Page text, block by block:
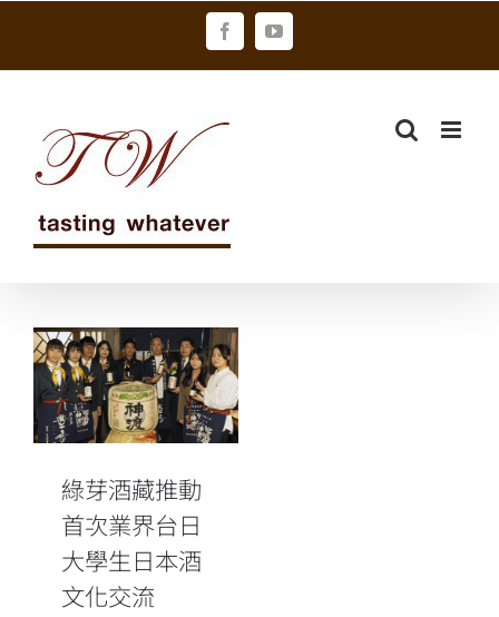
FacebookYouTube
綠芽酒藏推動
首次業界台日
大學生日本酒
綠芽酒藏推動
首次業界台日
大學生日本酒
文化交流